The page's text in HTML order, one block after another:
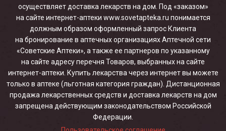
осуществляет доставка лекарств на дом. Под «заказом»
на сайте интернет-аптеки www.sovetapteka.ru понимается
должным образом оформленный запрос Клиента
на бронирование в аптечных организациях Аптечной сети
«Советские Аптеки», а также ее партнеров по указанному
на сайте адресу перечня Товаров, выбранных на сайте
интернет-аптеки. Купить лекарства через интернет вы можете
только в аптеке (льготная категория граждан). Дистанционная
продажа лекарственных средств и доставка лекарств на дом
запрещена действующим законодательством Российской
Федерации.